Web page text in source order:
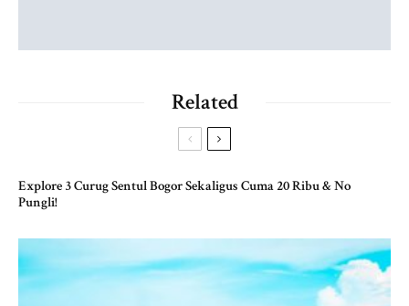
Related
Explore 3 Curug Sentul Bogor Sekaligus Cuma 20 Ribu & No
Pungli!